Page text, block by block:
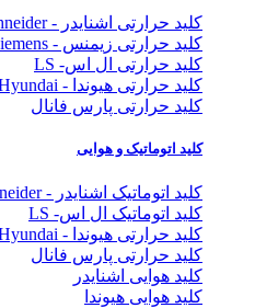
کلید حرارتی اشنایدر - Schneider
کلید حرارتی زیمنس - Siemens
کلید حرارتی ال اس- LS
کلید حرارتی هیوندا - Hyundai
کلید حرارتی پارس فانال
کلید اتوماتیک و هوایی
کلید اتوماتیک اشنایدر - Schneider
کلید اتوماتیک ال اس- LS
کلید حرارتی هیوندا - Hyundai
کلید حرارتی پارس فانال
کلید هوایی اشنایدر
کلید هوایی هیوندا